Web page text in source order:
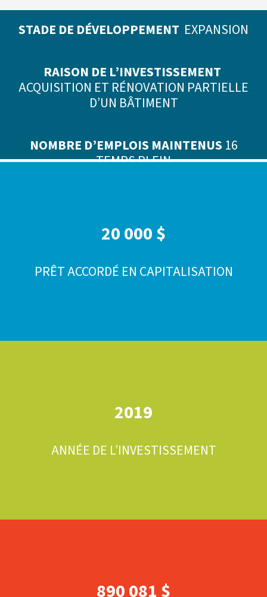
STADE DE DÉVELOPPEMENT EXPANSION
RAISON DE L’INVESTISSEMENT
ACQUISITION ET RÉNOVATION PARTIELLE
D’UN BÂTIMENT
NOMBRE D’EMPLOIS MAINTENUS 16
TEMPS PLEIN
20 000 $
PRÊT ACCORDÉ EN CAPITALISATION
2019
ANNÉE DE L’INVESTISSEMENT
890 081 $